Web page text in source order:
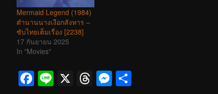
Mermaid Legend (1984)
ตำนานนางเงือกสังหาร –
ซับไทยเต็มเรื่อง [2238]
17 กันยายน 2025
In "Movies"
Facebook
Line
X Threads
Messenger